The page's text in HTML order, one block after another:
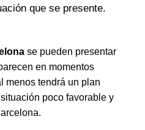
que se presente.
se pueden presentar
en momentos
menos tendrá un plan
poco favorable y